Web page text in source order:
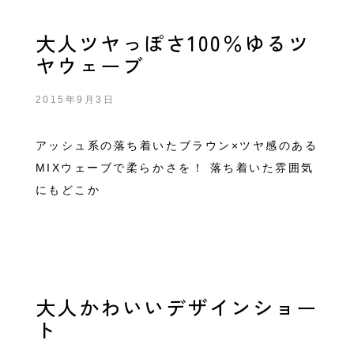
大人ツヤっぽさ100％ゆるツ
ヤウェーブ
2015年9月3日
アッシュ系の落ち着いたブラウン×ツヤ感のある
MIXウェーブで柔らかさを！ 落ち着いた雰囲気
にもどこか
大人かわいいデザインショー
ト